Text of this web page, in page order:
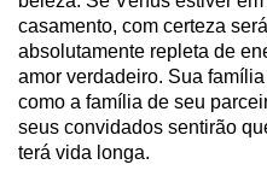
casamento, com certeza
absolutamente repleta de
amor verdadeiro. Sua
como a família de seu
seus convidados sentirão
terá vida longa.